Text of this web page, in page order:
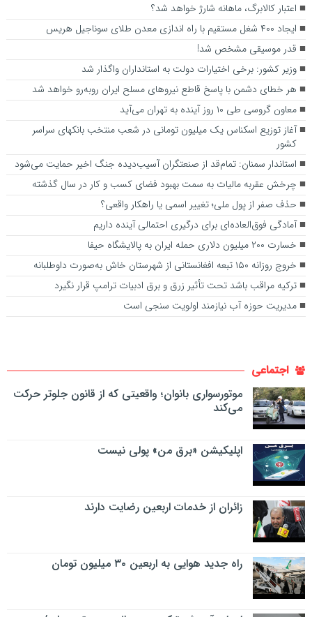
اعتبار کالابرگ، ماهانه شارژ خواهد شد؟
ایجاد ۴۰۰ شغل مستقیم با راه اندازی معدن طلای سوناجیل هریس
قدر موسیقی مشخص شد!
وزیر کشور: برخی اختیارات دولت به استانداران واگذار شد
هر خطای دشمن با پاسخ قاطع نیروهای مسلح ایران روبه‌رو خواهد شد
معاون گروسی طی ۱۰ روز آینده به تهران می‌آید
آغاز توزیع اسکناس یک میلیون تومانی در شعب منتخب بانکهای سراسر
کشور
استاندار سمنان:‌ تمام‌قد از صنعتگران آسیب‌دیده جنگ اخیر حمایت می‌شود
چرخش عقربه مالیات به سمت بهبود فضای کسب و کار در سال گذشته
حذف صفر از پول ملی؛ تغییر اسمی یا راهکار واقعی؟
آمادگی فوق‌العاده‌ای برای درگیری احتمالی آینده داریم
خسارت ۲۰۰ میلیون دلاری حمله ایران به پالایشگاه حیفا
خروج روزانه ۱۵۰ تبعه افغانستانی از شهرستان خاش به‌صورت داوطلبانه
ترکیه مراقب باشد تحت تأثیر زرق و برق ادبیات ترامپ قرار نگیرد
مدیریت حوزه آب نیازمند اولویت سنجی است
اجتماعی
موتورسواری بانوان؛ واقعیتی که از قانون جلوتر حرکت
می‌کند
اپلیکیشن «برق من» پولی نیست
زائران از خدمات اربعین رضایت دارند
راه جدید هوایی به اربعین ۳۰ میلیون تومان